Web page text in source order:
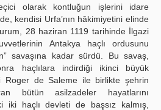
olarak kontluğun işlerini idare
kendisi Urfa’nın hâkimiyetini elinde
28 haziran 1119 tarihinde İlgazi
Antakya haçlı ordusunu
savaşına kadar sürdü. Bu savaş,
haçlılara indirdiği ikinci büyük
Roger de Saleme ile birlikte şehrin
bütün asilzadeler hayatlarını
iki haçlı devleti de başsız kalmış,